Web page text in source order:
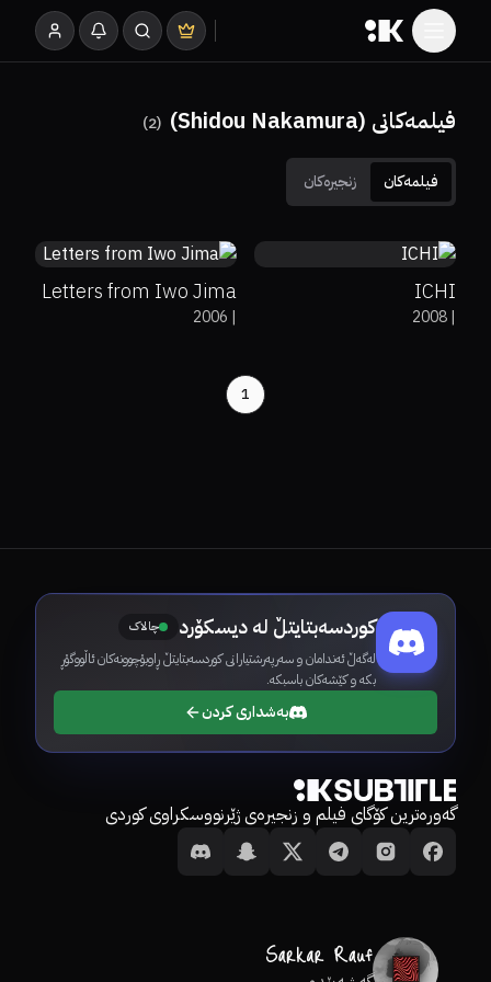
فیلمەکانی (Shidou Nakamura) (
2
)
فیلمەکان زنجیرەکان 6.5
78%
0%
ICHI
|
2008
Letters from Iwo Jima
|
2006
1
کوردسەبتایتڵ لە دیسکۆرد چالاک
لەگەڵ ئەندامان و سەرپەرشتیارانی کوردسەبتایتڵ ڕاوبۆچوونەکان ئاڵووگۆڕ
بکە و کێشەکان باسبکە.
بەشداری کردن
گەورەترین کۆگای فیلم و زنجیرەی ژێرنووسکراوی کوردی